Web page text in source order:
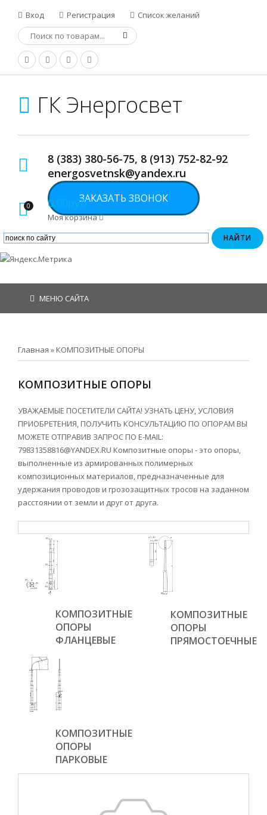
Вход Регистрация Список желаний
ГК Энергосвет
8 (383) 380-56-75, 8 (913) 752-82-92
energosvetnsk@yandex.ru
ЗАКАЗАТЬ ЗВОНОК
0 0.00руб.
Моя корзина
МЕНЮ САЙТА
Главная » КОМПОЗИТНЫЕ ОПОРЫ
КОМПОЗИТНЫЕ ОПОРЫ
УВАЖАЕМЫЕ ПОСЕТИТЕЛИ САЙТА! УЗНАТЬ ЦЕНУ, УСЛОВИЯ
ПРИОБРЕТЕНИЯ, ПОЛУЧИТЬ КОНСУЛЬТАЦИЮ ПО ОПОРАМ ВЫ
МОЖЕТЕ ОТПРАВИВ ЗАПРОС ПО Е-MAIL:
79831358816@YANDEX.RU Композитные опоры - это опоры,
выполненные из армированных полимерных
композиционных материалов, предназначенные для
удержания проводов и грозозащитных тросов на заданном
расстоянии от земли и друг от друга.
КОМПОЗИТНЫЕ
ОПОРЫ
ФЛАНЦЕВЫЕ
КОМПОЗИТНЫЕ
ОПОРЫ
ПРЯМОСТОЕЧНЫЕ
КОМПОЗИТНЫЕ
ОПОРЫ
ПАРКОВЫЕ